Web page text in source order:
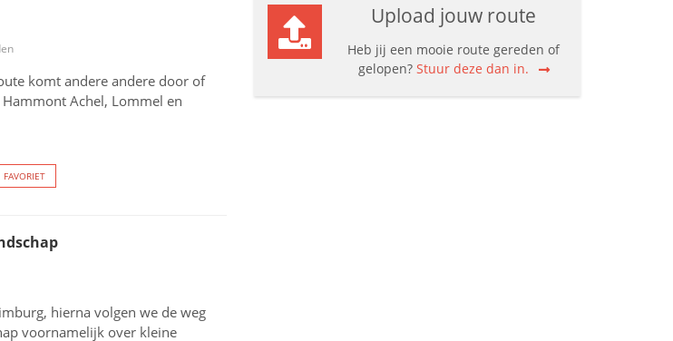
komt andere andere door of
Achel, Lommel en
FAVORIET
hierna volgen we de weg
voornamelijk over kleine
Upload jouw route
Heb jij een mooie route gereden of
gelopen? Stuur deze dan in.